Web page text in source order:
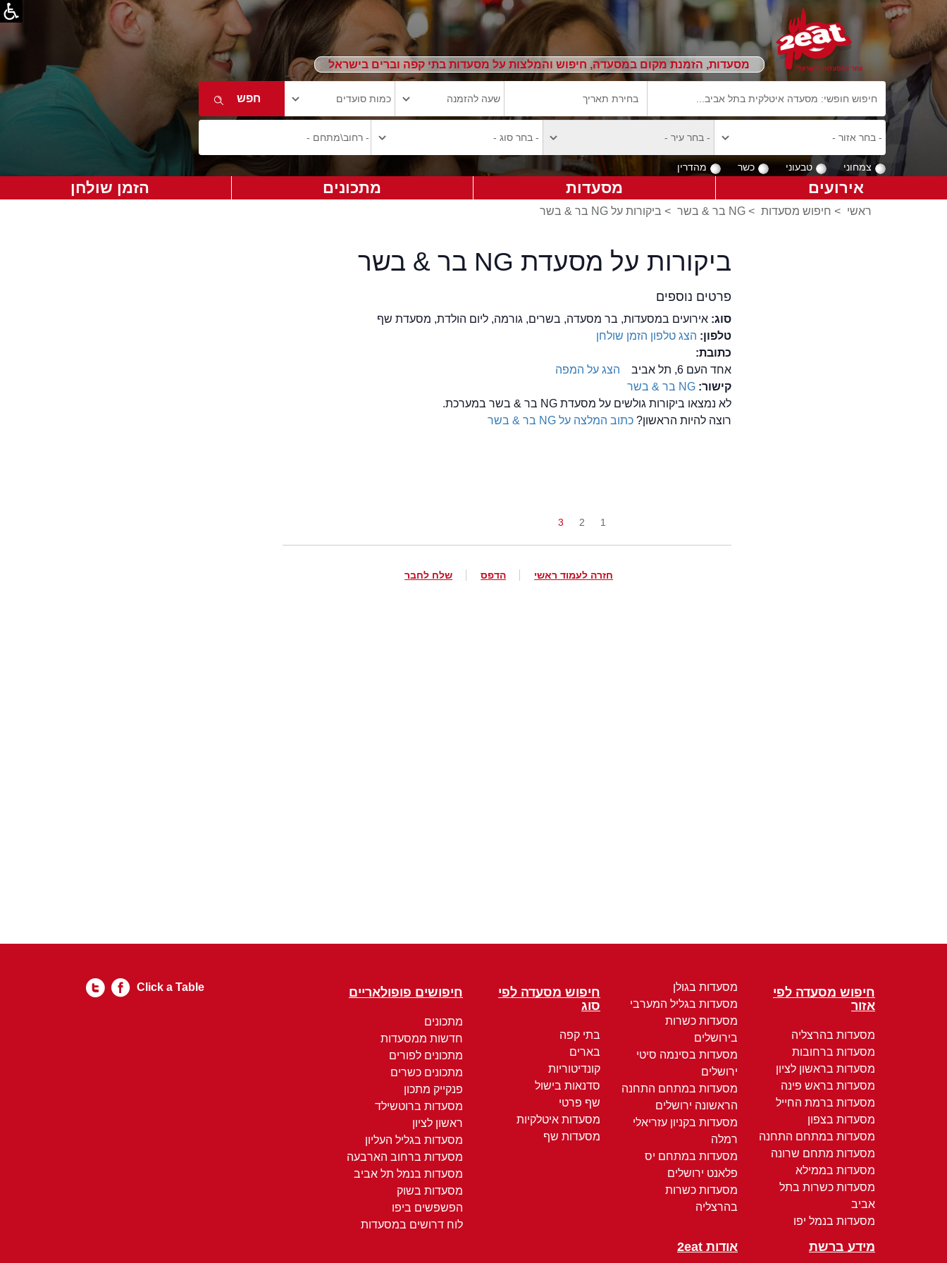
מסעדות, הזמנת מקום במסעדה, חיפוש והמלצות על מסעדות בתי קפה וברים בישראל
צמחוני טבעוני כשר מהדרין
אירועים מסעדות מתכונים הזמן שולחן
ראשי > חיפוש מסעדות > NG בר & בשר > ביקורות על NG בר & בשר
ביקורות על מסעדת NG בר & בשר
פרטים נוספים
סוג:אירועים במסעדות, בר מסעדה, בשרים, גורמה, ליום הולדת, מסעדת שף
טלפון: הצג טלפון הזמן שולחן
כתובת:
אחד העם 6, תל אביב
הצג על המפה
קישור:NG בר & בשר
לא נמצאו ביקורות גולשים על מסעדת NG בר & בשר במערכת.
רוצה להיות הראשון?כתוב המלצה על NG בר & בשר
1
2
3
חזרה לעמוד ראשי הדפס שלח לחבר
חיפוש מסעדה לפי
אזור
מסעדות בהרצליה
מסעדות ברחובות
מסעדות בראשון לציון
מסעדות בראש פינה
מסעדות ברמת החייל
מסעדות בצפון
מסעדות במתחם התחנה
מסעדות מתחם שרונה
מסעדות בממילא
מסעדות כשרות בתל
אביב
מסעדות בנמל יפו
מסעדות בגולן
מסעדות בגליל המערבי
מסעדות כשרות
בירושלים
מסעדות בסינמה סיטי
ירושלים
מסעדות במתחם התחנה
הראשונה ירושלים
מסעדות בקניון עזריאלי
רמלה
מסעדות במתחם יס
פלאנט ירושלים
מסעדות כשרות
בהרצליה
חיפוש מסעדה לפי
סוג
בתי קפה
בארים
קונדיטוריות
סדנאות בישול
שף פרטי
מסעדות איטלקיות
מסעדות שף
חיפושים פופולאריים
מתכונים
חדשות ממסעדות
מתכונים לפורים
מתכונים כשרים
פנקייק מתכון
מסעדות ברוטשילד
ראשון לציון
מסעדות בגליל העליון
מסעדות ברחוב הארבעה
מסעדות בנמל תל אביב
מסעדות בשוק
הפשפשים ביפו
לוח דרושים במסעדות
מידע ברשת אודות 2eat
Click a Table